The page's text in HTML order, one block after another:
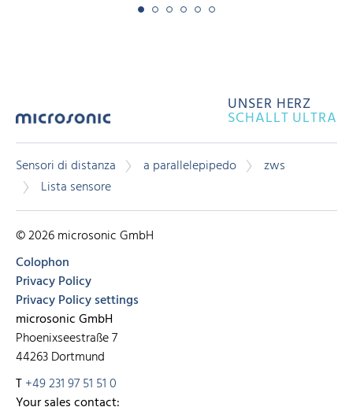
UNSER HERZ
SCHALLT ULTRA
Sensori di distanza a parallelepipedo
zws
Lista sensore
© 2026 microsonic GmbH
Colophon
Privacy Policy
Privacy Policy settings
microsonic GmbH
Phoenixseestraße 7
44263 Dortmund
T+49 231 97 51 51 0